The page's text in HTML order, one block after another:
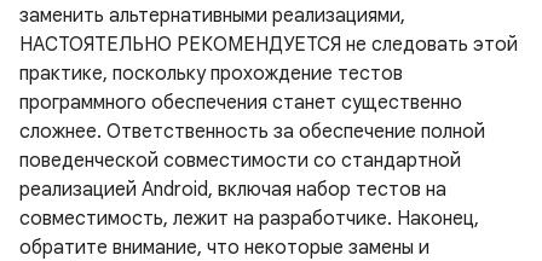
заменить альтернативными реализациями,
НАСТОЯТЕЛЬНО РЕКОМЕНДУЕТСЯ не следовать этой
практике, поскольку прохождение тестов
программного обеспечения станет существенно
сложнее. Ответственность за обеспечение полной
поведенческой совместимости со стандартной
реализацией Android, включая набор тестов на
совместимость, лежит на разработчике. Наконец,
обратите внимание, что некоторые замены и